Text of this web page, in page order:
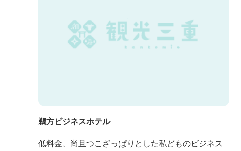
鵜方ビジネスホテル
低料金、尚且つこざっぱりとした私どものビジネス